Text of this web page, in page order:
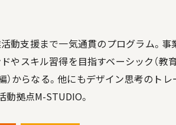
動支援まで一気通貫のプログラム。
やスキル習得を目指すベーシック（教
）からなる。他にもデザイン思考のト
拠点M-STUDIO。